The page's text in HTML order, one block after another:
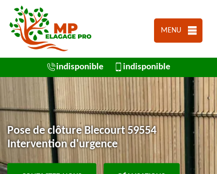
MENU
indisponible indisponible
Pose de clôture Blecourt 59554
Intervention d'urgence